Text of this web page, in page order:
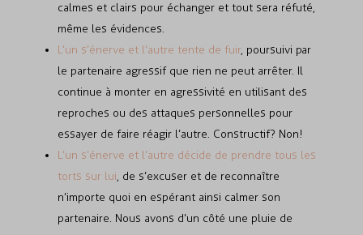
calmes et clairs pour échanger et tout sera réfuté,
même les évidences.
L’un s’énerve et l’autre tente de fuir, poursuivi par
le partenaire agressif que rien ne peut arrêter. Il
continue à monter en agressivité en utilisant des
reproches ou des attaques personnelles pour
essayer de faire réagir l’autre. Constructif? Non!
L’un s’énerve et l’autre décide de prendre tous les
torts sur lui, de s’excuser et de reconnaître
n’importe quoi en espérant ainsi calmer son
partenaire. Nous avons d’un côté une pluie de